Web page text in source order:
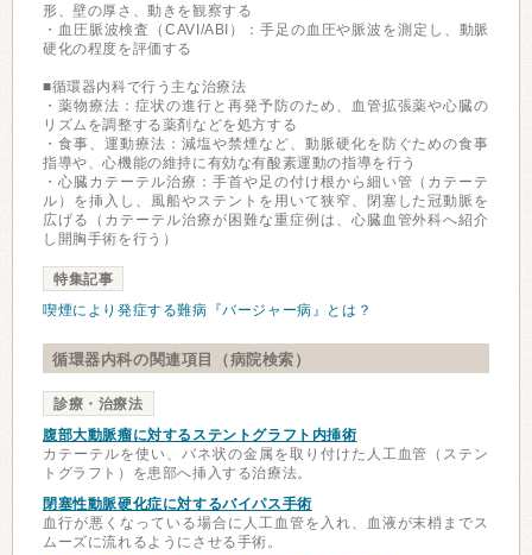
形、壁の厚さ、動きを観察する
・血圧脈波検査（CAVI/ABI）：手足の血圧や脈波を測定し、動脈
硬化の程度を評価する
■循環器内科で行う主な治療法
・薬物療法：症状の進行と再発予防のため、血管拡張薬や心臓の
リズムを調整する薬剤などを処方する
・食事、運動療法：減塩や禁煙など、動脈硬化を防ぐための食事
指導や、心機能の維持に有効な有酸素運動の指導を行う
・心臓カテーテル治療：手首や足の付け根から細い管（カテーテ
ル）を挿入し、風船やステントを用いて狭窄、閉塞した冠動脈を
広げる（カテーテル治療が困難な重症例は、心臓血管外科へ紹介
し開胸手術を行う）
特集記事
喫煙により発症する難病『バージャー病』とは？
循環器内科の関連項目（病院検索）
診療・治療法
腹部大動脈瘤に対するステントグラフト内挿術
カテーテルを使い、バネ状の金属を取り付けた人工血管（ステン
トグラフト）を患部へ挿入する治療法。
閉塞性動脈硬化症に対するバイパス手術
血行が悪くなっている場合に人工血管を入れ、血液が末梢までス
ムーズに流れるようにさせる手術。